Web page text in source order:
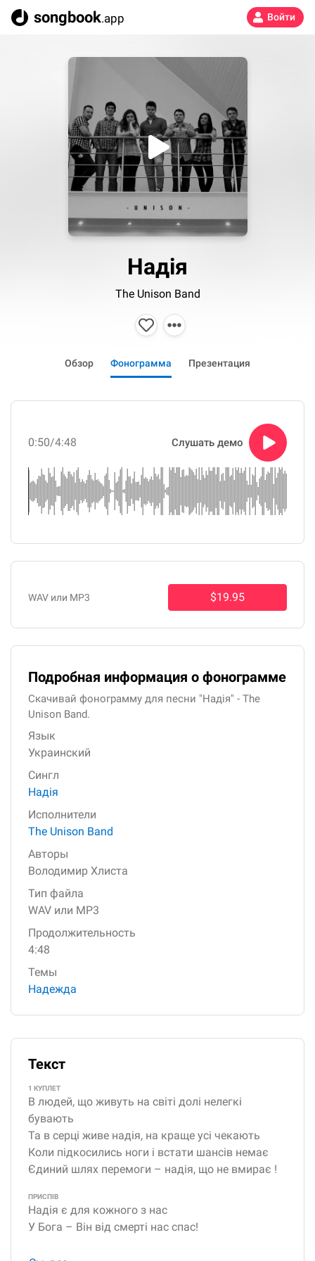
songbook.app Войти
Надія
The Unison Band
Обзор Фонограмма Презентация
0:50/4:48 Слушать демо
WAV или MP3 $19.95
Подробная информация о фонограмме
Скачивай фонограмму для песни "Надія" - The
Unison Band.
Язык
Украинский
Сингл
Надія
Исполнители
The Unison Band
Авторы
Володимир Хлиста
Тип файла
WAV или MP3
Продолжительность
4:48
Темы
Надежда
Текст
1 КУПЛЕТ
В людей, що живуть на світі долі нелегкі
бувають
Та в серці живе надія, на краще усі чекають
Коли підкосились ноги і встати шансів немає
Єдиний шлях перемоги – надія, що не вмирає !
ПРИСПІВ
Надія є для кожного з нас
У Бога – Він від смерті нас спас!